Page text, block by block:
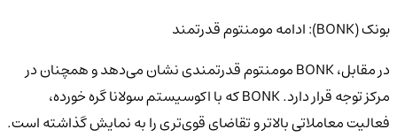
بونک (BONK): ادامه مومنتوم قدرتمند
در مقابل، BONK مومنتوم قدرتمندی نشان می‌دهد و همچنان در
مرکز توجه قرار دارد. BONK که با اکوسیستم سولانا گره خورده،
فعالیت معاملاتی بالاتر و تقاضای قوی‌تری را به نمایش گذاشته است.